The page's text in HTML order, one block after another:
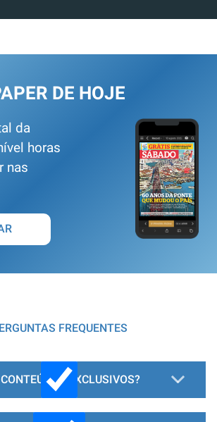
DE HOJE
da
horas
nas
FREQUENTES
EXCLUSIVOS?